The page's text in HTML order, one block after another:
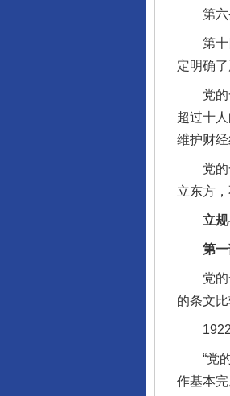
第六条
第十四
定明确
党的一
超过十
维护财
党的一
立东方
立
第一部
党的一
的条文
1922年
“党的
作基本